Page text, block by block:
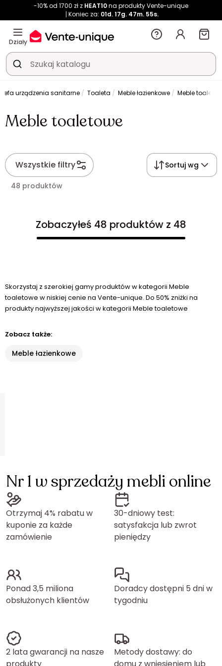
-10% od 1700 zł z HEAT10na produkty Vente-unique
Koniec za: 01d. 17g. 47m. 55s.
Działy
urządzenia sanitarne Toaleta Meble łazienkowe Meble
Meble toaletowe
Wszystkie filtry Sortuj wg
48 produktów
Zobaczyłeś 48 produktów z 48
Skorzystaj z szerokiej gamy produktów w kategorii Meble
toaletowe w niskiej cenie na Vente-unique. Do 50% zniżki na
produkty najwyższej jakości w kategorii Meble toaletowe
Zobacz także:
Meble łazienkowe
Nr 1 w sprzedaży mebli online
Otrzymaj 4% rabatu w
kuponie za każde
zamówienie
30-dniowy test:
satysfakcja lub zwrot
pieniędzy
Ponad 3,5 miliona
obsłużonych klientów
Doradcy dostępni 5 dni w
tygodniu
2 lata gwarancji na nasze
Metody dostawy: do